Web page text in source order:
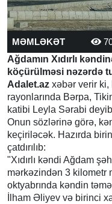
MƏMLƏKƏT
Ağdamın Xıdırlı
köçürülməsi nəzərdə
Adalet.az xəbər verir ki,
rayonlarında Bərpa,
katibi Leyla Sərabi
Onun sözlərinə görə,
keçiriləcək. Hazırda
çatdırılıb:
"Xıdırlı kəndi Ağdam
mərkəzindən 3 kilometr
oktyabrında kəndin
İlham Əliyev və birinci